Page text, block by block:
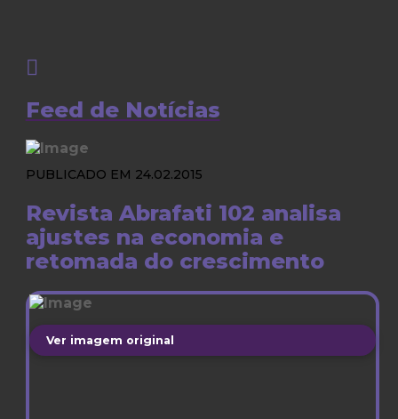
Feed de Notícias
PUBLICADO EM 24.02.2015
Revista Abrafati 102 analisa
ajustes na economia e
retomada do crescimento
Ver imagem original